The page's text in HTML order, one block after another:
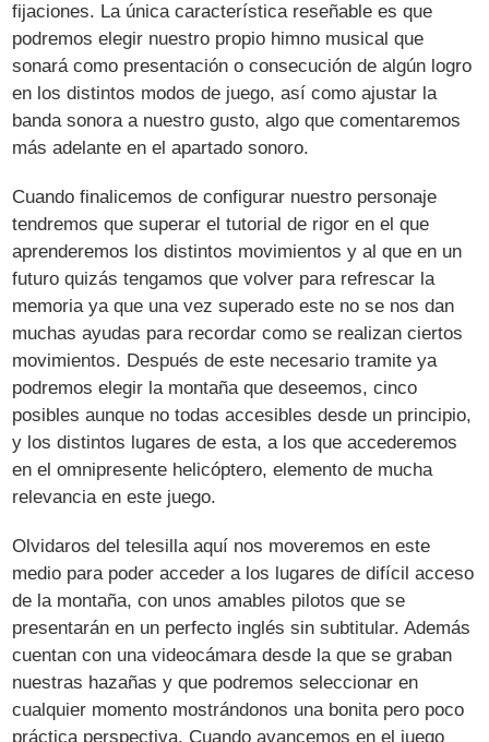
fijaciones. La única característica reseñable es que
podremos elegir nuestro propio himno musical que
sonará como presentación o consecución de algún logro
en los distintos modos de juego, así como ajustar la
banda sonora a nuestro gusto, algo que comentaremos
más adelante en el apartado sonoro.
Cuando finalicemos de configurar nuestro personaje
tendremos que superar el tutorial de rigor en el que
aprenderemos los distintos movimientos y al que en un
futuro quizás tengamos que volver para refrescar la
memoria ya que una vez superado este no se nos dan
muchas ayudas para recordar como se realizan ciertos
movimientos. Después de este necesario tramite ya
podremos elegir la montaña que deseemos, cinco
posibles aunque no todas accesibles desde un principio,
y los distintos lugares de esta, a los que accederemos
en el omnipresente helicóptero, elemento de mucha
relevancia en este juego.
Olvidaros del telesilla aquí nos moveremos en este
medio para poder acceder a los lugares de difícil acceso
de la montaña, con unos amables pilotos que se
presentarán en un perfecto inglés sin subtitular. Además
cuentan con una videocámara desde la que se graban
nuestras hazañas y que podremos seleccionar en
cualquier momento mostrándonos una bonita pero poco
práctica perspectiva. Cuando avancemos en el juego